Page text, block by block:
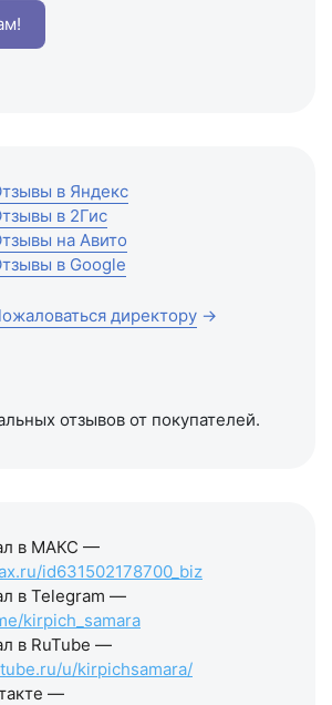
в Яндекс
в 2Гис
на Авито
в Google
директору →
отзывов от покупателей.
в МАКС —
id631502178700_biz
в Telegram —
kirpich_samara
в RuTube —
u/kirpichsamara/
—